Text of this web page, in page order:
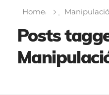
Home
Posts